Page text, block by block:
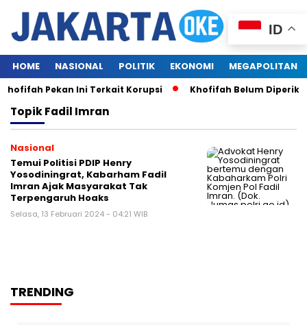
HOME NASIONAL POLITIK EKONOMI MEGAPOLITAN
Pekan Ini Terkait Korupsi Khofifah Belum
TopikFadil Imran
Nasional
Temui Politisi PDIP Henry
Yosodiningrat, Kabarham Fadil
Imran Ajak Masyarakat Tak
Terpengaruh Hoaks
Selasa, 13 Februari 2024 - 04:21 WIB
TRENDING
ID